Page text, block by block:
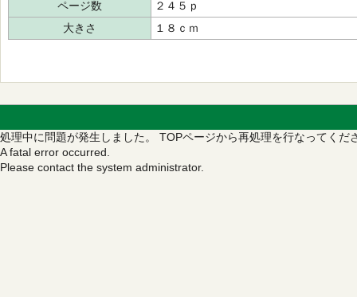
ページ数
２４５ｐ
大きさ
１８ｃｍ
処理中に問題が発生しました。 TOPページから再処理を行なってくだ
A fatal error occurred.
Please contact the system administrator.